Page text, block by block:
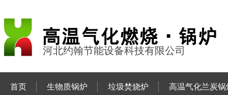
河北约翰节能设备科技有限公司
首页 生物质锅炉 垃圾焚烧炉 高温气化兰炭锅